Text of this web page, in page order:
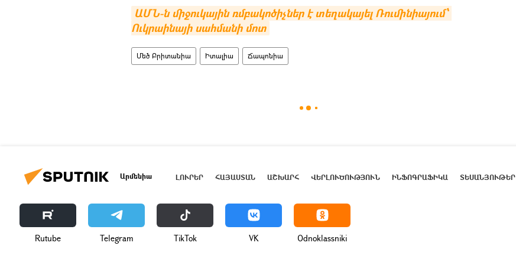
ԱՄՆ-ն միջուկային ռմբակոծիչներ է տեղակայել Ռումինիայում՝
Ուկրաինայի սահմանի մոտ
Մեծ Բրիտանիա Իտալիա Ճապոնիա
Արմենիա ԼՈՒՐԵՐ ՀԱՅԱՍՏԱՆ ԱՇԽԱՐՀ ՎԵՐԼՈՒԾՈՒԹՅՈՒՆ ԻՆՖՈԳՐԱՖԻԿԱ ՏԵՍԱՆՅՈՒԹԵՐ
Rutube Telegram ТikТоk VK Odnoklassniki